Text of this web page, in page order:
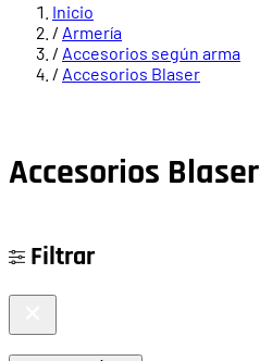
Inicio
/ Armería
/ Accesorios según arma
/ Accesorios Blaser
Accesorios Blaser
Filtrar